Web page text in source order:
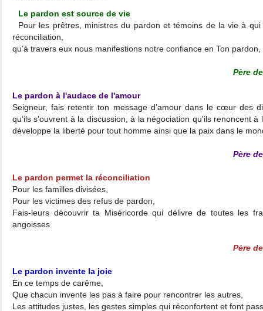
Le pardon est source de vie
Pour les prêtres, ministres du pardon et témoins de la vie à
réconciliation,
qu’à travers eux nous manifestions notre confiance en Ton
Père
Le pardon à l'audace de l'amour
Seigneur, fais retentir ton message d’amour dans le cœur des
qu‘ils s’ouvrent à la discussion, à la négociation qu'ils renoncent
développe la liberté pour tout homme ainsi que la paix dans le
Père
Le pardon permet la réconciliation
Pour les familles divisées,
Pour les victimes des refus de pardon,
Fais-leurs découvrir ta Miséricorde qui délivre de toutes les
angoisses
Père
Le pardon invente la joie
En ce temps de carême,
Que chacun invente les pas à faire pour rencontrer les autres,
Les attitudes justes, les gestes simples qui réconfortent et font